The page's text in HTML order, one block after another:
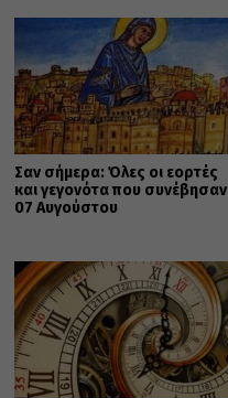
Σαν σήμερα: Όλες οι εορτές
και γεγονότα που συνέβησαν
07 Αυγούστου